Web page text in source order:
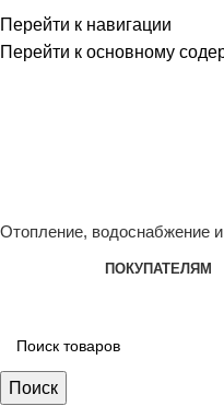
Перейти к навигации
Перейти к основному
Отопление, водоснабжение
ПОКУПАТЕЛЯМ
Поиск